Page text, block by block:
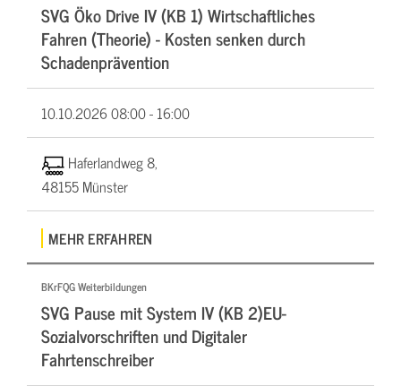
SVG Öko Drive IV (KB 1) Wirtschaftliches
Fahren (Theorie) - Kosten senken durch
Schadenprävention
10.10.202608:00 - 16:00
Haferlandweg 8,
48155 Münster
MEHR ERFAHREN
BKrFQG Weiterbildungen
SVG Pause mit System IV (KB 2)EU-
Sozialvorschriften und Digitaler
Fahrtenschreiber